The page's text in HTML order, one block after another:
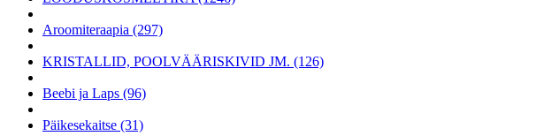
Aroomiteraapia (297)
KRISTALLID, POOLVÄÄRISKIVID JM. (126)
Beebi ja Laps (96)
Päikesekaitse (31)